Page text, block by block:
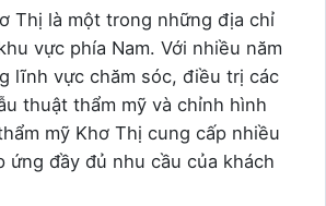
Thị là một trong những địa chỉ
vực phía Nam. Với nhiều năm
lĩnh vực chăm sóc, điều trị các
thuật thẩm mỹ và chỉnh hình
mỹ Khơ Thị cung cấp nhiều
ứng đầy đủ nhu cầu của khách